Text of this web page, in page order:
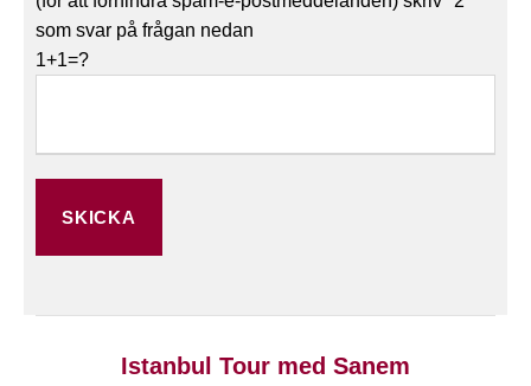
som svar på frågan nedan
1+1=?
Istanbul Tour med Sanem